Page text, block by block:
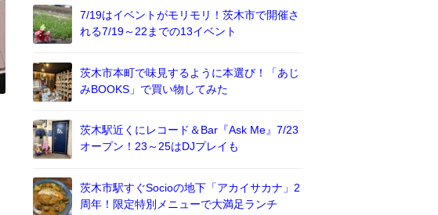
7/19はイベントがモリモリ！茨木市で開催さ
れる7/19～22までの13イベント
茨木市本町で味見するように本選び！「あじ
みBOOKS」で買い物してみた
茨木駅近くにレコード＆Bar『Ask Me』7/23
オープン！23～25はDJプレイも
茨木市駅すぐSocioの地下「アカイサカナ」2
周年！限定特別メニューで大満足ランチ